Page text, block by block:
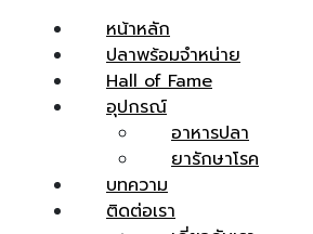
หน้าหลัก
ปลาพร้อมจำหน่าย
Hall of Fame
อุปกรณ์
อาหารปลา
ยารักษาโรค
บทความ
ติดต่อเรา